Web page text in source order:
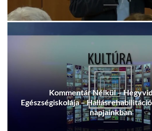
Kommentár Nélkül –
Egészségiskolája –
napjainkban